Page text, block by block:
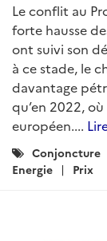
Le conflit au
forte hausse
ont suivi son
à ce stade, le
davantage
qu’en 2022,
européen....
Catégories
:
Conjoncture
Energie
Prix